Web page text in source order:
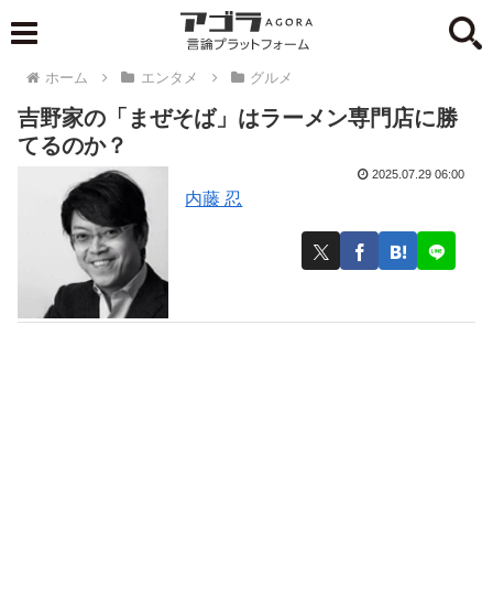
ホーム エンタメ グルメ
吉野家の「まぜそば」はラーメン専門店に勝
てるのか？
内藤 忍
2025.07.29 06:00